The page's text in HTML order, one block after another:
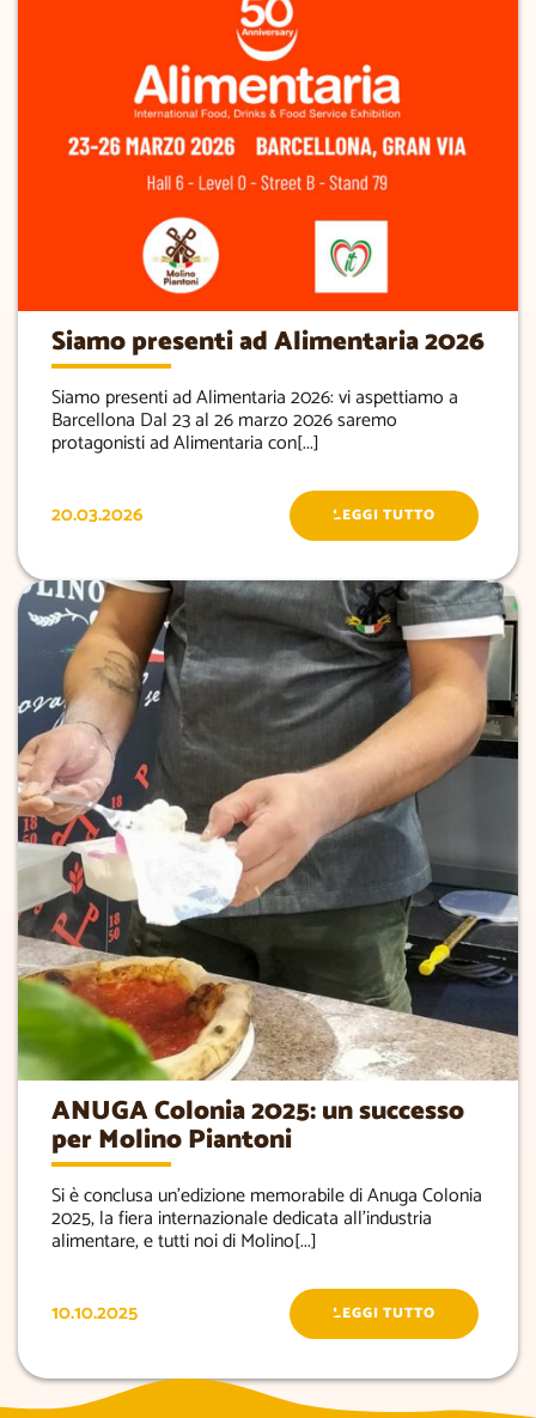
Siamo presenti ad Alimentaria 2026
Siamo presenti ad Alimentaria 2026: vi aspettiamo a
Barcellona Dal 23 al 26 marzo 2026 saremo
protagonisti ad Alimentaria con[...]
20.03.2026 LEGGI TUTTO
ANUGA Colonia 2025: un successo
per Molino Piantoni
Si è conclusa un’edizione memorabile di Anuga Colonia
2025, la fiera internazionale dedicata all’industria
alimentare, e tutti noi di Molino[...]
10.10.2025 LEGGI TUTTO